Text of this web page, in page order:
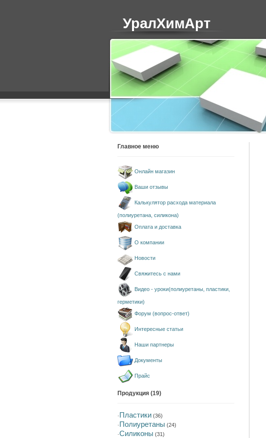
УралХимАрт
Главное меню
Онлайн магазин
Ваши отзывы
Калькулятор расхода материала
(полиуретана, силикона)
Оплата и доставка
О компании
Новости
Свяжитесь с нами
Видео - уроки(полиуретаны, пластики,
герметики)
Форум (вопрос-ответ)
Интересные статьи
Наши партнеры
Документы
Прайс
Продукция (19)
·Пластики (36)
·Полиуретаны (24)
·Силиконы (31)